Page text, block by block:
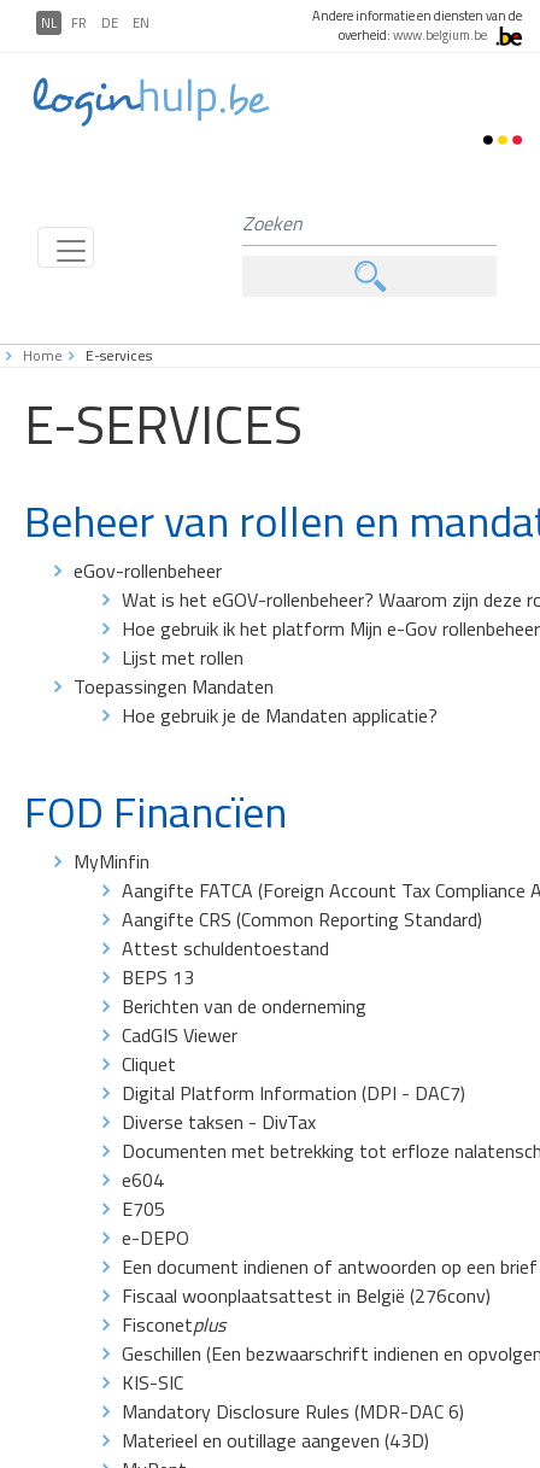
NL FR DE EN
Andere informatie en diensten van de
overheid:www.belgium.be
Home E-services
E-SERVICES
Beheer van rollen en
eGov-rollenbeheer
Wat is het eGOV-rollenbeheer? Waarom zijn deze
Hoe gebruik ik het platform Mijn e-Gov
Lijst met rollen
Toepassingen Mandaten
Hoe gebruik je de Mandaten applicatie?
FOD Financïen
MyMinfin
Aangifte FATCA (Foreign Account Tax Compliance
Aangifte CRS (Common Reporting Standard)
Attest schuldentoestand
BEPS 13
Berichten van de onderneming
CadGIS Viewer
Cliquet
Digital Platform Information (DPI - DAC7)
Diverse taksen - DivTax
Documenten met betrekking tot erfloze
e604
E705
e-DEPO
Een document indienen of antwoorden op een brief
Fiscaal woonplaatsattest in België (276conv)
Fisconetplus
Geschillen (Een bezwaarschrift indienen en
KIS-SIC
Mandatory Disclosure Rules (MDR-DAC 6)
Materieel en outillage aangeven (43D)